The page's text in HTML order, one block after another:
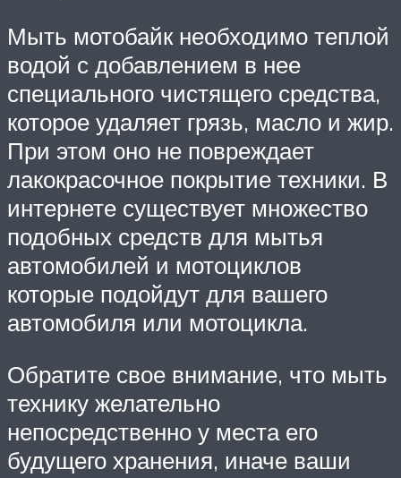
Мыть мотобайк необходимо теплой
водой с добавлением в нее
специального чистящего средства,
которое удаляет грязь, масло и жир.
При этом оно не повреждает
лакокрасочное покрытие техники. В
интернете существует множество
подобных средств для мытья
автомобилей и мотоциклов
которые подойдут для вашего
автомобиля или мотоцикла.
Обратите свое внимание, что мыть
технику желательно
непосредственно у места его
будущего хранения, иначе ваши